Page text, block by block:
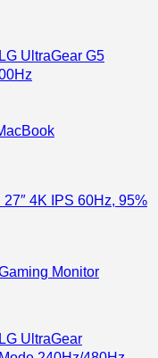
UltraGear G5
4K IPS 60Hz, 95%
UltraGear